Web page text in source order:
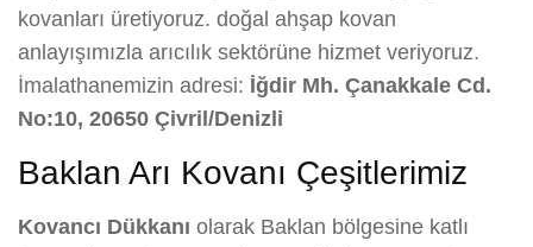
kovanları üretiyoruz. doğal ahşap kovan
anlayışımızla arıcılık sektörüne hizmet veriyoruz.
İmalathanemizin adresi: İğdir Mh. Çanakkale Cd.
No:10, 20650 Çivril/Denizli
Baklan Arı Kovanı Çeşitlerimiz
Kovancı Dükkanı olarak Baklan bölgesine katlı